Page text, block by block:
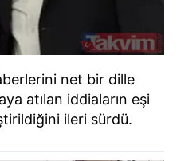
net bir dille
atılan iddiaların eşi
ileri sürdü.